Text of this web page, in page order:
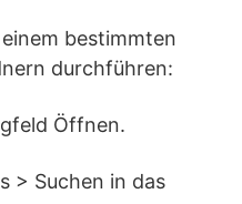
bestimmten
durchführen:
Öffnen.
> Suchen in das